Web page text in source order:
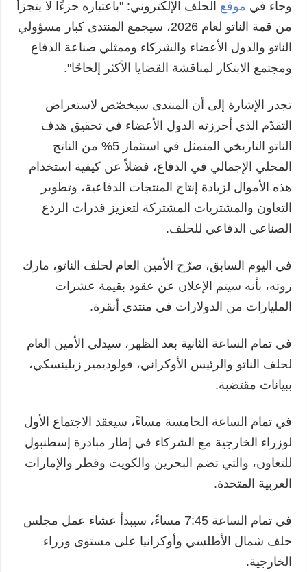
وجاء في موقع الحلف الإلكتروني: "باعتباره جزءًا لا يتجزأ
من قمة الناتو لعام 2026، سيجمع المنتدى كبار مسؤولي
الناتو والدول الأعضاء والشركاء وممثلي صناعة الدفاع
ومجتمع الابتكار لمناقشة القضايا الأكثر إلحاحًا".
تجدر الإشارة إلى أن المنتدى سيخصّص لاستعراض
التقدّم الذي أحرزته الدول الأعضاء في تحقيق هدف
الناتو التاريخي المتمثل في استثمار 5% من الناتج
المحلي الإجمالي في الدفاع، فضلاً عن كيفية استخدام
هذه الأموال لزيادة إنتاج المنتجات الدفاعية، وتطوير
التعاون والمشتريات المشتركة لتعزيز قدرات الردع
الصناعي الدفاعي للحلف.
في اليوم السابق، صرّح الأمين العام لحلف الناتو، مارك
روته، بأنه سيتم الإعلان عن عقود بقيمة عشرات
المليارات من الدولارات في منتدى أنقرة.
في تمام الساعة الثانية بعد الظهر، سيدلي الأمين العام
لحلف الناتو والرئيس الأوكراني، فولوديمير زيلينسكي،
ببيانات مقتضبة.
في تمام الساعة الخامسة مساءً، سيعقد الاجتماع الأول
لوزراء الخارجية مع الشركاء في إطار مبادرة إسطنبول
للتعاون، والتي تضم البحرين والكويت وقطر والإمارات
العربية المتحدة.
في تمام الساعة 7:45 مساءً، سيبدأ عشاء عمل مجلس
حلف شمال الأطلسي وأوكرانيا على مستوى وزراء
الخارجية.